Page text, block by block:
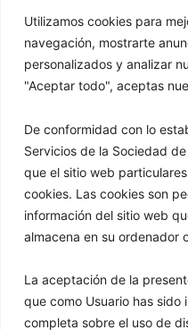
Utilizamos cookies para
navegación, mostrarte
personalizados y analizar
"Aceptar todo", aceptas
De conformidad con lo
Servicios de la Sociedad
que el sitio web
cookies. Las cookies son
información del sitio web
almacena en su ordenador
La aceptación de la
que como Usuario has
completa sobre el uso de
Antonio Recio Mata.
pequeña empresa
hoteles y
Mariscos Recio, el
Como nuevo usuario de
escritoriopara borrar